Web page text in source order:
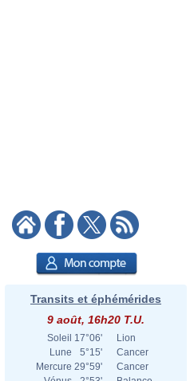
Transits et éphémérides
9 août, 16h20 T.U.
Soleil 17°06'
Lion
Lune
5°15'
Cancer
Mercure 29°59'
Cancer